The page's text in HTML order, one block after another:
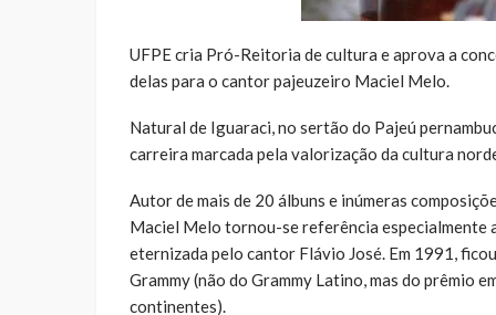
UFPE cria Pró-Reitoria de cultura e aprova a
delas para o cantor pajeuzeiro Maciel Melo.
Natural de Iguaraci, no sertão do Pajeú
carreira marcada pela valorização da cultura
Autor de mais de 20 álbuns e inúmeras
Maciel Melo tornou-se referência especialmente
eternizada pelo cantor Flávio José. Em 1991,
Grammy (não do Grammy Latino, mas do prêmio
continentes).